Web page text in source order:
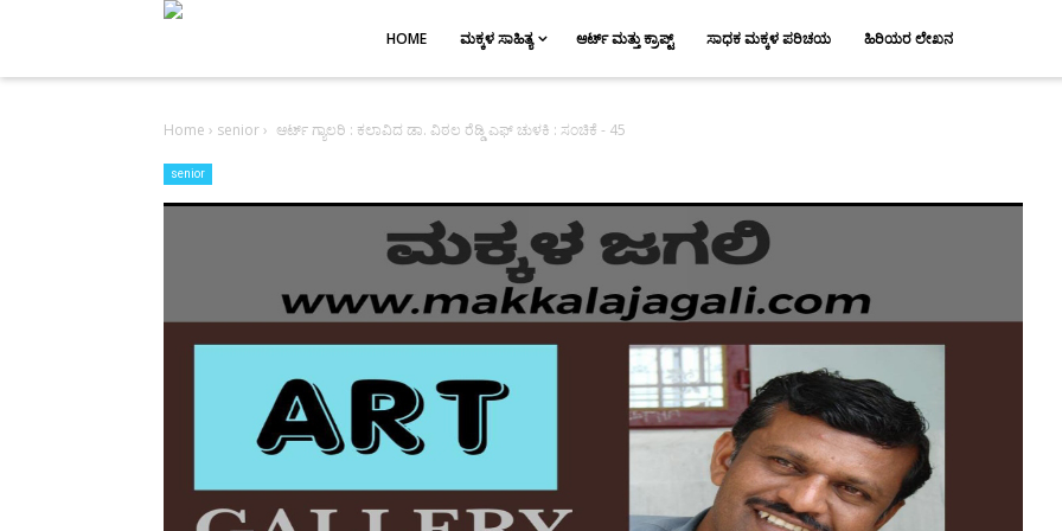
HOME ಮಕ್ಕಳ ಸಾಹಿತ್ಯ ಆರ್ಟ್ ಮತ್ತು ಕ್ರಾಪ್ಟ್ ಸಾಧಕ ಮಕ್ಕಳ ಪರಿಚಯ ಹಿರಿಯರ ಲೇಖನ
Home › senior› ಆರ್ಟ್ ಗ್ಯಾಲರಿ : ಕಲಾವಿದ ಡಾ. ವಿಠಲ ರೆಡ್ಡಿ ಎಫ್ ಚುಳಕಿ : ಸಂಚಿಕೆ - 45
senior